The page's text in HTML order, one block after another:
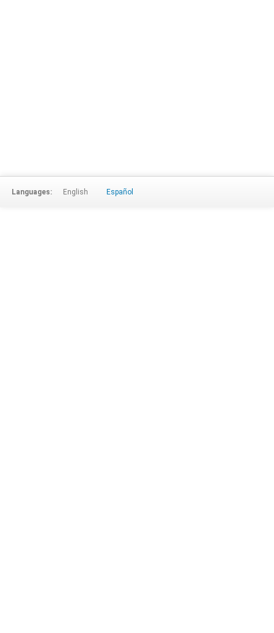
Languages: English Español